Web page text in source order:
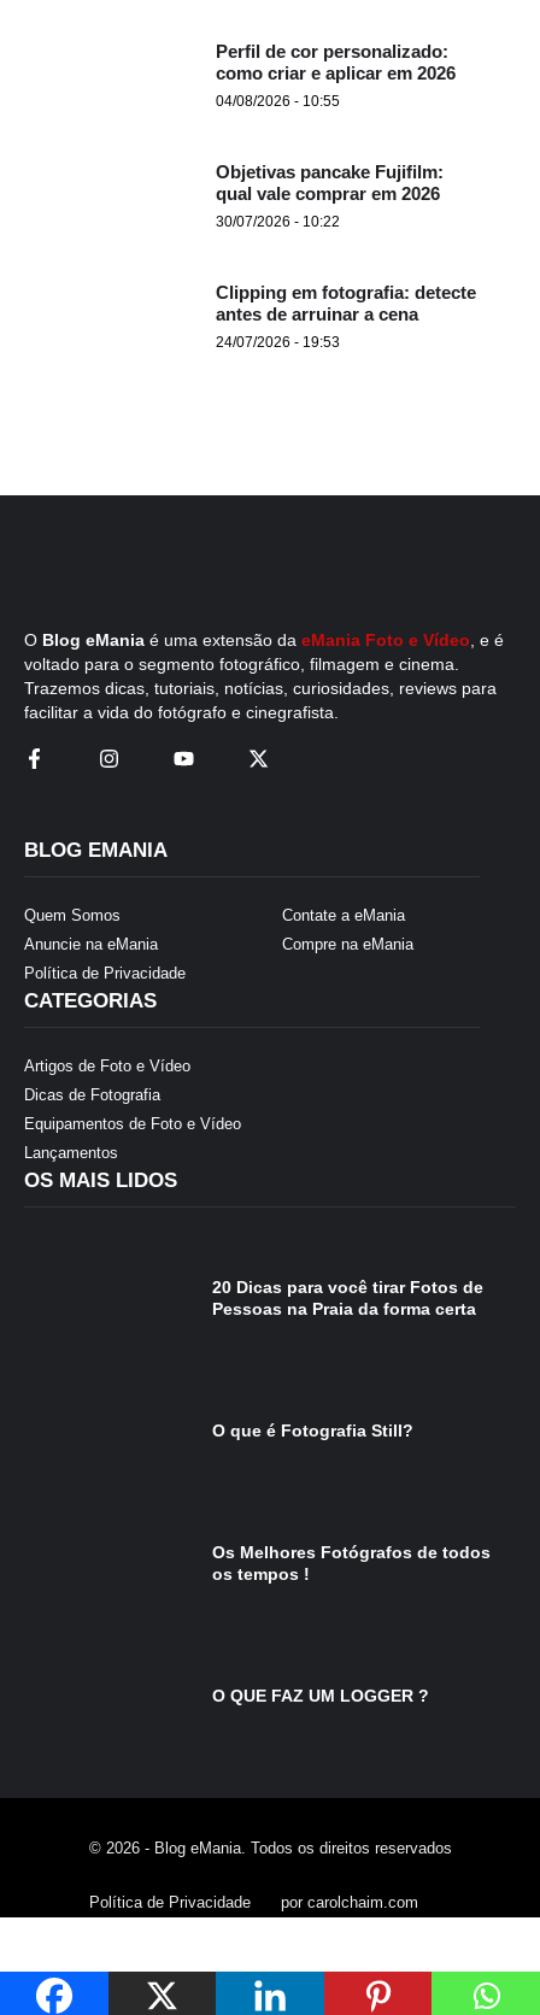
Perfil de cor personalizado:
como criar e aplicar em 2026
04/08/2026 - 10:55
Objetivas pancake Fujifilm:
qual vale comprar em 2026
30/07/2026 - 10:22
Clipping em fotografia: detecte
antes de arruinar a cena
24/07/2026 - 19:53
O Blog eMania é uma extensão da eMania Foto e Vídeo , e é
voltado para o segmento fotográfico, filmagem e cinema.
Trazemos dicas, tutoriais, notícias, curiosidades, reviews para
facilitar a vida do fotógrafo e cinegrafista.
BLOG EMANIA
Quem Somos
Anuncie na eMania
Política de Privacidade
Contate a eMania
Compre na eMania
CATEGORIAS
Artigos de Foto e Vídeo
Dicas de Fotografia
Equipamentos de Foto e Vídeo
Lançamentos
OS MAIS LIDOS
20 Dicas para você tirar Fotos de
Pessoas na Praia da forma certa
O que é Fotografia Still?
Os Melhores Fotógrafos de todos
os tempos !
O QUE FAZ UM LOGGER ?
© 2026 - Blog eMania. Todos os direitos reservados
Política de Privacidade por carolchaim.com